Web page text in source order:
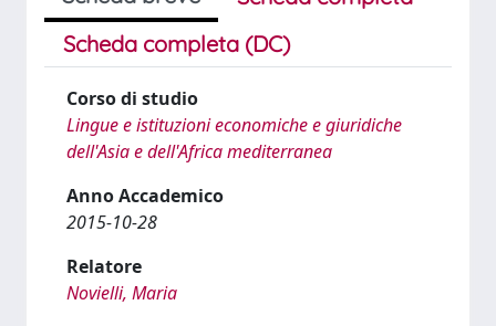
Scheda completa (DC)
Corso di studio
Lingue e istituzioni economiche e giuridiche
dell'Asia e dell'Africa mediterranea
Anno Accademico
2015-10-28
Relatore
Novielli, Maria